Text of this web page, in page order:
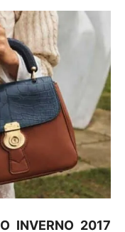
INVERNO 2017